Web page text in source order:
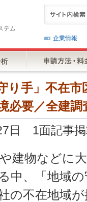
テム
企業情報
手」不在市
必要／全建調
日 1面記事掲
建物などに
中、「地域
の不在地域